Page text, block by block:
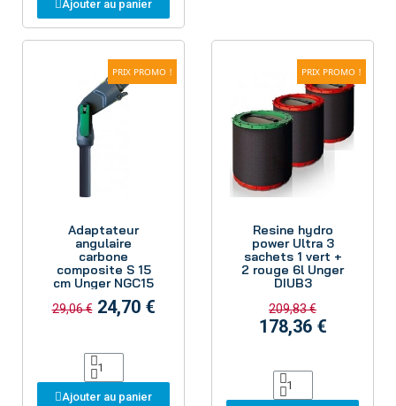
Ajouter au panier
PRIX PROMO !
Adaptateur
angulaire
carbone
composite S 15
cm Unger NGC15
29,06 € 24,70 €
Ajouter au panier
PRIX PROMO !
Resine hydro
power Ultra 3
sachets 1 vert +
2 rouge 6l Unger
DIUB3
209,83 €
178,36 €